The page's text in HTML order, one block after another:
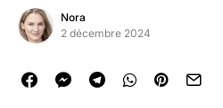
Nora
2 décembre 2024